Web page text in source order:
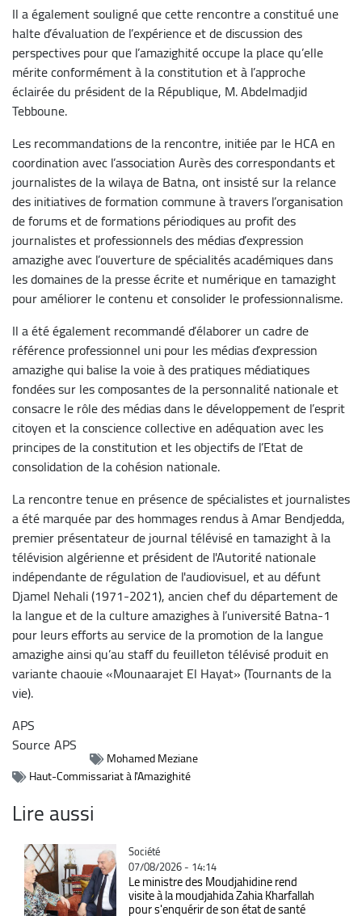
Il a également souligné que cette rencontre a constitué une
halte d’évaluation de l’expérience et de discussion des
perspectives pour que l’amazighité occupe la place qu’elle
mérite conformément à la constitution et à l’approche
éclairée du président de la République, M. Abdelmadjid
Tebboune.
Les recommandations de la rencontre, initiée par le HCA en
coordination avec l’association Aurès des correspondants et
journalistes de la wilaya de Batna, ont insisté sur la relance
des initiatives de formation commune à travers l’organisation
de forums et de formations périodiques au profit des
journalistes et professionnels des médias d’expression
amazighe avec l’ouverture de spécialités académiques dans
les domaines de la presse écrite et numérique en tamazight
pour améliorer le contenu et consolider le professionnalisme.
Il a été également recommandé d’élaborer un cadre de
référence professionnel uni pour les médias d’expression
amazighe qui balise la voie à des pratiques médiatiques
fondées sur les composantes de la personnalité nationale et
consacre le rôle des médias dans le développement de l’esprit
citoyen et la conscience collective en adéquation avec les
principes de la constitution et les objectifs de l’Etat de
consolidation de la cohésion nationale.
La rencontre tenue en présence de spécialistes et journalistes
a été marquée par des hommages rendus à Amar Bendjedda,
premier présentateur de journal télévisé en tamazight à la
télévision algérienne et président de l'Autorité nationale
indépendante de régulation de l'audiovisuel, et au défunt
Djamel Nehali (1971-2021), ancien chef du département de
la langue et de la culture amazighes à l’université Batna-1
pour leurs efforts au service de la promotion de la langue
amazighe ainsi qu’au staff du feuilleton télévisé produit en
variante chaouie «Mounaarajet El Hayat» (Tournants de la
vie).
APS
SourceAPS
Mohamed Meziane
Haut-Commissariat à l'Amazighité
Lire aussi
Catégorie
Société
07/08/2026 - 14:14
Le ministre des Moudjahidine rend
visite à la moudjahida Zahia Kharfallah
pour s'enquérir de son état de santé